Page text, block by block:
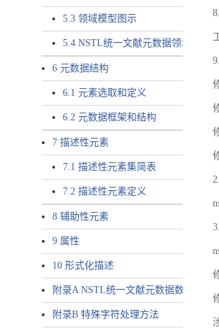
5.3 领域模型图示
5.4 NSTL统一文献元数据领域模型
6 元数据结构
6.1 元素选取和定义
6.2 元数据框架和结构
7 描述性元素
7.1 描述性元素集简表
7.2 描述性元素定义
8 辅助性元素
9 属性
10 形式化描述
附录A NSTL统一文献元数据数据唯一
附录B 特殊字符处理方法